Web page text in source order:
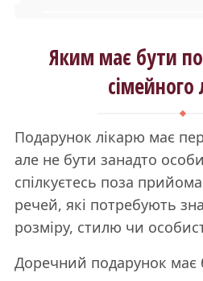
Яким має бути
сімейного
Подарунок лікарю має
але не бути занадто
спілкуєтесь поза
речей, які потребують
розміру, стилю чи
Доречний подарунок має